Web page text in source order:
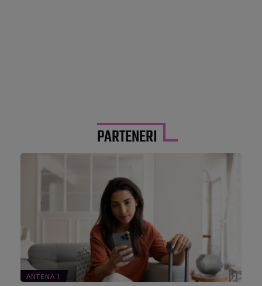
PARTENERI
ANTENA 1